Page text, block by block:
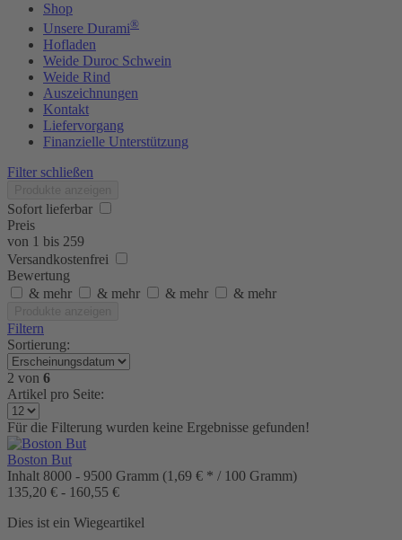
Shop
Unsere Durami®
Hofladen
Weide Duroc Schwein
Weide Rind
Auszeichnungen
Kontakt
Liefervorgang
Finanzielle Unterstützung
Filter schließen
Sofort lieferbar
Preis
von 1 bis 259
Versandkostenfrei
Bewertung
& mehr
& mehr & mehr & mehr
Filtern
Sortierung:
2 von 6
Artikel pro Seite:
Für die Filterung wurden keine Ergebnisse gefunden!
Boston But
Inhalt 8000 - 9500 Gramm (1,69 € * / 100 Gramm)
135,20 € - 160,55 €
Dies ist ein Wiegeartikel